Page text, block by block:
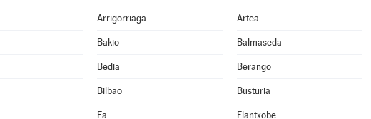
Arrigorriaga Artea
Bakio Balmaseda
Bedia Berango
Bilbao Busturia
Ea Elantxobe